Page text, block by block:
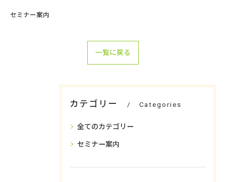
セミナー案内
一覧に戻る
カテゴリー Categories
全てのカテゴリー
セミナー案内